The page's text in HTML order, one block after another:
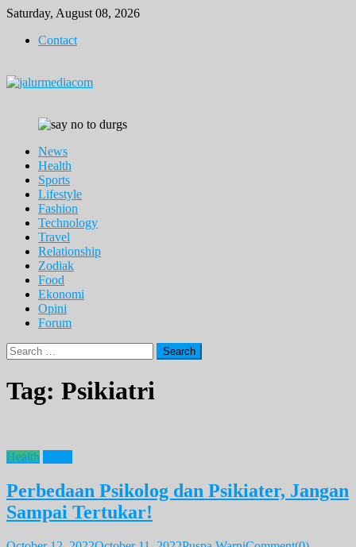
Skip
content
Saturday, August 08, 2026
Contact
News
Health
Sports
Lifestyle
Fashion
Technology
Travel
Relationship
Zodiak
Food
Ekonomi
Opini
Forum
Search
for:
Tag: Psikiatri
Health
Perbedaan Psikolog dan Psikiater, Jangan
Sampai Tertukar!